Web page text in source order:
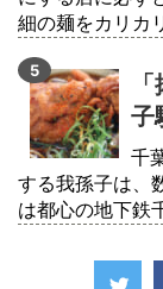
細の麺をカリカ
子
千
する我孫子は、
は都心の地下鉄